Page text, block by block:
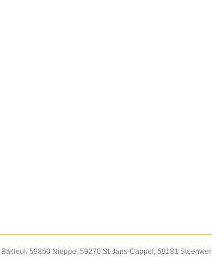
59850 Nieppe, 59270 St-Jans-Cappel, 59181